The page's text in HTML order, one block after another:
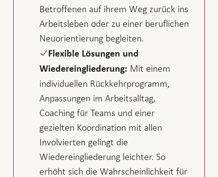
Betroffenen auf ihrem Weg zurück ins
Arbeitsleben oder zu einer beruflichen
Neuorientierung begleiten.
Flexible Lösungen und
Wiedereingliederung: Mit einem
individuellen Rückkehrprogramm,
Anpassungen im Arbeitsalltag,
Coaching für Teams und einer
gezielten Koordination mit allen
Involvierten gelingt die
Wiedereingliederung leichter. So
erhöht sich die Wahrscheinlichkeit für